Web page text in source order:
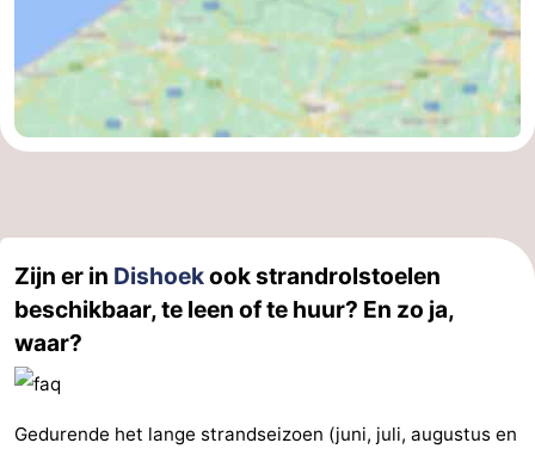
Zijn er in Dishoekook strandrolstoelen
beschikbaar, te leen of te huur? En zo ja,
waar?
Gedurende het lange strandseizoen (juni, juli, augustus en